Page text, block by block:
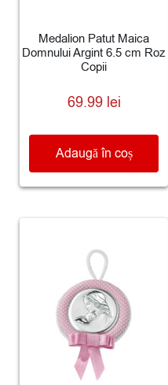
Medalion Patut Maica
Domnului Argint 6.5 cm Roz
Copii
69.99 lei
Adaugă în coș